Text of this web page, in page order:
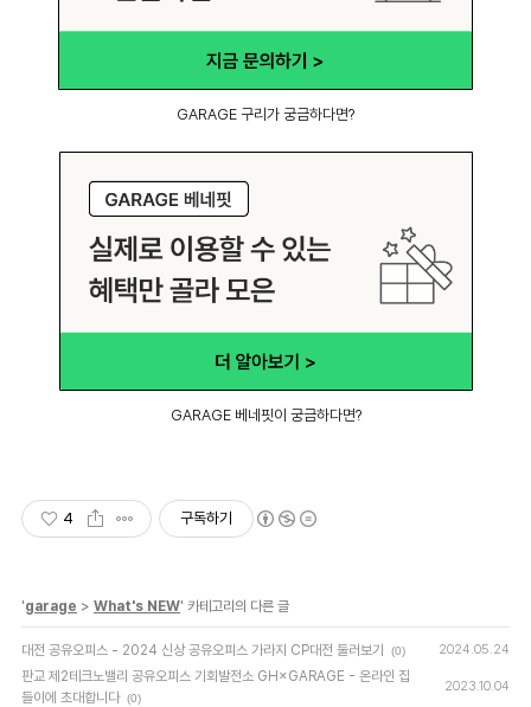
GARAGE 구리가 궁금하다면?
GARAGE 베네핏이 궁금하다면?
4 구독하기
'garage > What's NEW' 카테고리의 다른 글
대전 공유오피스 - 2024 신상 공유오피스 가라지 CP대전 둘러보기 (0) 2024.05.24
판교 제2테크노밸리 공유오피스 기회발전소 GH×GARAGE - 온라인 집
들이에 초대합니다 (0)
2023.10.04